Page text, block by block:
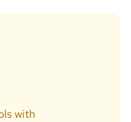
with